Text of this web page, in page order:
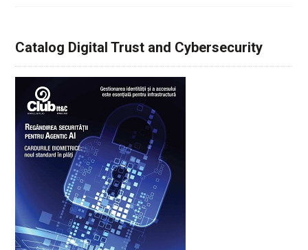
Catalog Digital Trust and Cybersecurity